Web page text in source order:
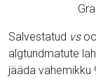
Salvestatud vs
algtundmatute
jääda vahemikku